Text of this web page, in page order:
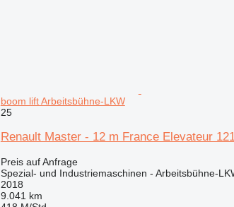
boom lift Arbeitsbühne-LKW
25
Renault Master - 12 m France Elevateur
Preis auf Anfrage
Spezial- und Industriemaschinen - Arbeitsbühne-
2018
9.041 km